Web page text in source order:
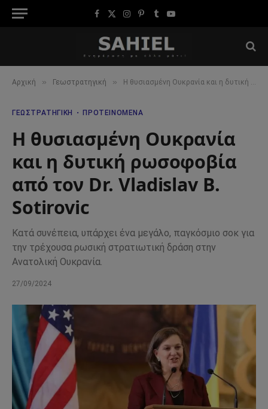
Facebook
X
Instagram
Pinterest
TumblrYouTube
Αρχική » Γεωστρατηγική » Η θυσιασμένη Ουκρανία και η δυτική ρωσοφοβία από τον Dr. Vladislav B. Sotirovic
ΓΕΩΣΤΡΑΤΗΓΙΚΉ ΠΡΟΤΕΙΝΌΜΕΝΑ
Η θυσιασμένη Ουκρανία
και η δυτική ρωσοφοβία
από τον Dr. Vladislav B.
Sotirovic
Κατά συνέπεια, υπάρχει ένα μεγάλο, παγκόσμιο σοκ για
την τρέχουσα ρωσική στρατιωτική δράση στην
Ανατολική Ουκρανία.
27/09/2024